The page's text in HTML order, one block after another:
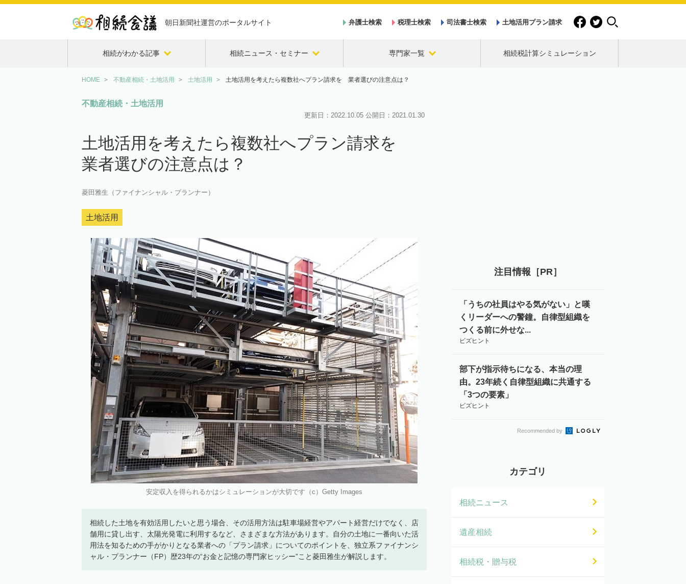
朝日新聞社運営のポータルサイト 弁護士検索 税理士検索 司法書士検索 土地活用プラン請求
相続がわかる記事 相続ニュース・セミナー 専門家一覧 相続税計算シミュレーション
HOME 不動産相続・土地活用 土地活用 土地活用を考えたら複数社へプラン請求を 業者選びの注意点は？
不動産相続・土地活用
更新日： 2022.10.05 公開日： 2021.01.30
土地活用を考えたら複数社へプラン請求を
業者選びの注意点は？
菱田雅生（ファイナンシャル・プランナー）
土地活用
安定収入を得られるかはシミュレーションが大切です（c）Getty Images
相続した土地を有効活用したいと思う場合、その活用方法は駐車場経営やアパート経営だけでなく、店
舗用に貸し出す、太陽光発電に利用するなど、さまざまな方法があります。自分の土地に一番向いた活
用法を知るための手がかりとなる業者への「プラン請求」についてのポイントを、独立系ファイナンシ
ャル・プランナー（FP）歴23年の“お金と記憶の専門家ヒッシー”こと菱田雅生が解説します。
注目情報［PR］
「うちの社員はやる気がない」と嘆
くリーダーへの警鐘。自律型組織を
つくる前に外せな...
ビズヒント
部下が指示待ちになる、本当の理
由。23年続く自律型組織に共通する
「3つの要素」
ビズヒント
Recommended by
カテゴリ
相続ニュース
遺産相続
相続税・贈与税